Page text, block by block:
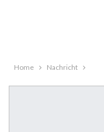
Home Nachricht